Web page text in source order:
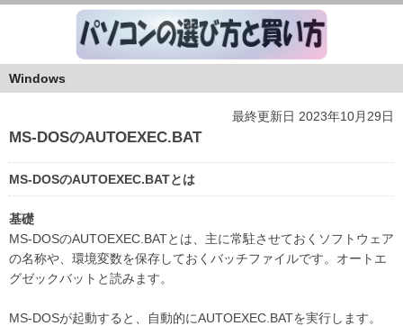
Windows
最終更新日 2023年10月29日
MS-DOSのAUTOEXEC.BAT
MS-DOSのAUTOEXEC.BATとは
基礎
MS-DOSのAUTOEXEC.BATとは、主に常駐させておくソフトウェア
の名称や、環境変数を保存しておくバッチファイルです。オートエ
グゼックバットと読みます。
MS-DOSが起動すると、自動的にAUTOEXEC.BATを実行します。